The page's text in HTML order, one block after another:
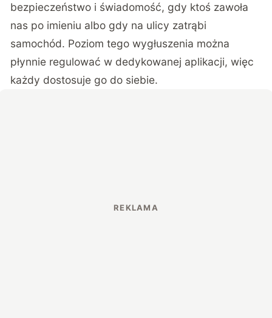
bezpieczeństwo i świadomość, gdy ktoś zawoła
nas po imieniu albo gdy na ulicy zatrąbi
samochód. Poziom tego wygłuszenia można
płynnie regulować w dedykowanej aplikacji, więc
każdy dostosuje go do siebie.